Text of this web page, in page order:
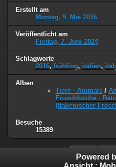
Erstellt am
Montag, 9. Mai 2016
Veröffentlicht am
Freitag, 7. Juni 2024
Schlagworte
2016, frühling, italien,
Alben
Tiere · Animals /
Froschlurche ·
(Italienischer
Besuche
15389
Powered